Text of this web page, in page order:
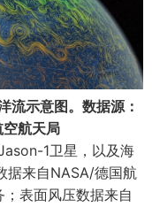
示意图。数据源：
航天局
1卫星，以及海
据来自NASA/德国航
表面风压数据来自